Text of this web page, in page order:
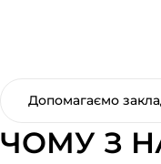
Допомагаємо
ЧОМУ З